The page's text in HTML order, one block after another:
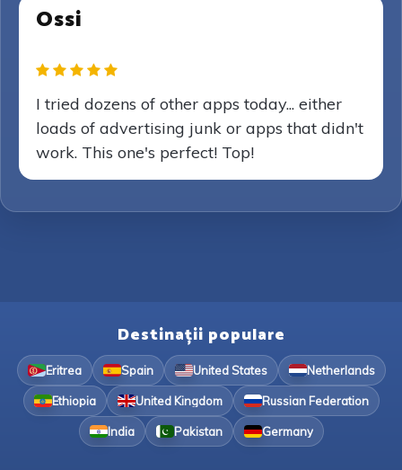
Ossi
I tried dozens of other apps today... either
loads of advertising junk or apps that didn't
work. This one's perfect! Top!
Destinații populare
Eritrea Spain United States Netherlands
Ethiopia United Kingdom Russian Federation
India Pakistan Germany